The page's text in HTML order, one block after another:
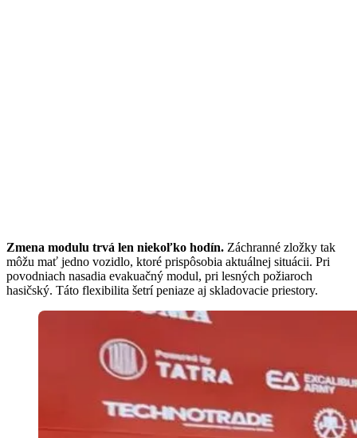
Zmena modulu trvá len niekoľko hodín. Záchranné zložky tak
môžu mať jedno vozidlo, ktoré prispôsobia aktuálnej situácii. Pri
povodniach nasadia evakuačný modul, pri lesných požiaroch
hasičský. Táto flexibilita šetrí peniaze aj skladovacie priestory.